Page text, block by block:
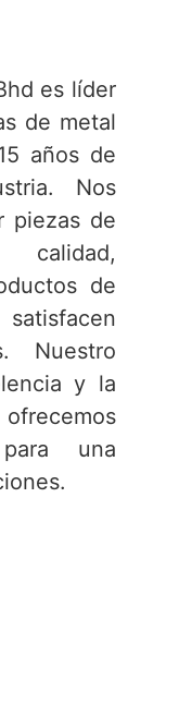
es líder
de metal
años de
Nos
piezas de
de
Nuestro
y la
una